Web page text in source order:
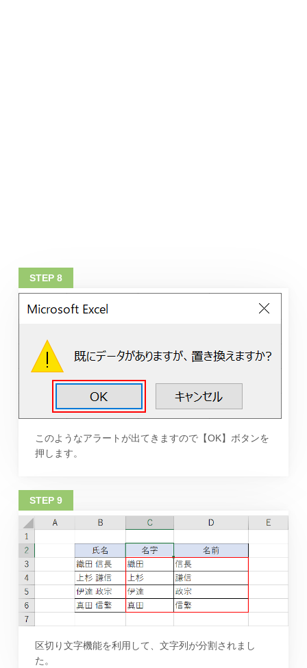
このようなアラートが出てきますので【OK】ボタンを
押します。
区切り文字機能を利用して、文字列が分割されまし
た。